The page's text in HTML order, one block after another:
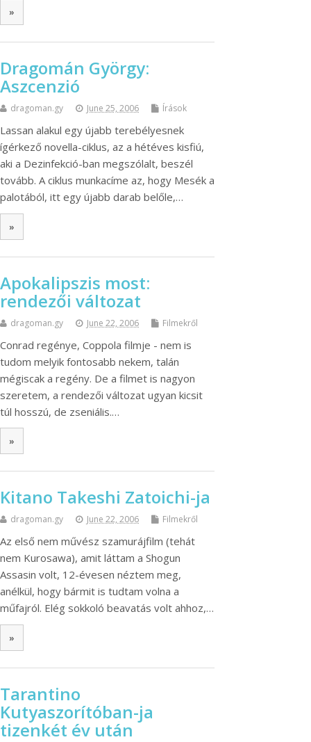
»
Dragomán György:
Aszcenzió
dragoman.gy June 25, 2006 Írások
Lassan alakul egy újabb terebélyesnek
ígérkező novella-ciklus, az a hétéves kisfiú,
aki a Dezinfekció-ban megszólalt, beszél
tovább. A ciklus munkacíme az, hogy Mesék a
palotából, itt egy újabb darab belőle,…
»
Apokalipszis most:
rendezői változat
dragoman.gy June 22, 2006 Filmekről
Conrad regénye, Coppola filmje - nem is
tudom melyik fontosabb nekem, talán
mégiscak a regény. De a filmet is nagyon
szeretem, a rendezői változat ugyan kicsit
túl hosszú, de zseniális.…
»
Kitano Takeshi Zatoichi-ja
dragoman.gy June 22, 2006 Filmekről
Az első nem művész szamurájfilm (tehát
nem Kurosawa), amit láttam a Shogun
Assasin volt, 12-évesen néztem meg,
anélkül, hogy bármit is tudtam volna a
műfajról. Elég sokkoló beavatás volt ahhoz,…
»
Tarantino
Kutyaszorítóban-ja
tizenkét év után